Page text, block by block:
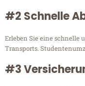
#2 Schnelle
Erleben Sie eine schnelle
Transports.
#3